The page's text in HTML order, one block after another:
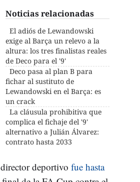
Noticias relacionadas
El adiós de Lewandowski
exige al Barça un relevo a la
altura: los tres finalistas reales
de Deco para el '9'
Deco pasa al plan B para
fichar al sustituto de
Lewandowski en el Barça: es
un crack
La cláusula prohibitiva que
complica el fichaje del '9'
alternativo a Julián Álvarez:
contrato hasta 2033
deportivo fue hasta